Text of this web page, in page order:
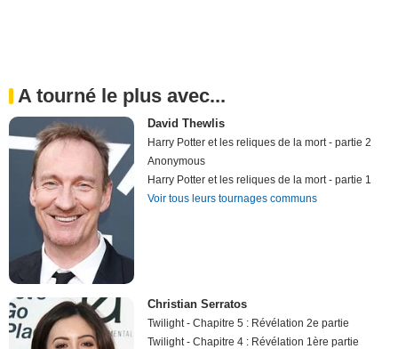
A tourné le plus avec...
David Thewlis
Harry Potter et les reliques de la mort - partie 2
Anonymous
Harry Potter et les reliques de la mort - partie 1
Voir tous leurs tournages communs
Christian Serratos
Twilight - Chapitre 5 : Révélation 2e partie
Twilight - Chapitre 4 : Révélation 1ère partie